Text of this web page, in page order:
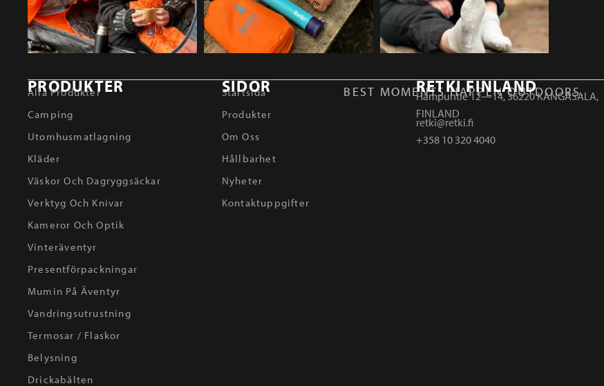
BEST MOMENTS HAPPEN OUTDOORS.
PRODUKTER
Alla Produkter
Camping
Utomhusmatlagning
Kläder
Väskor Och Dagryggsäckar
Verktyg Och Knivar
Kameror Och Optik
Vinteräventyr
Presentförpackningar
Mumin På Äventyr
Vandringsutrustning
Termosar / Flaskor
Belysning
Drickabälten
SIDOR
Startsida
Produkter
Om Oss
Hållbarhet
Nyheter
Kontaktuppgifter
RETKI FINLAND
Hampuntie 12—14, 36220 KANGASALA,
FINLAND
retki@retki.fi
+358 10 320 4040